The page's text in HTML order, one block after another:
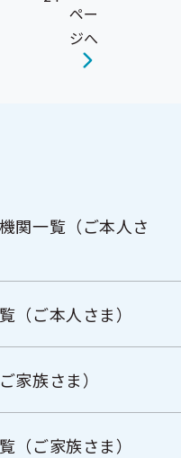
ペー
ジへ
関一覧（ご本人さ
（ご本人さま）
家族さま）
（ご家族さま）